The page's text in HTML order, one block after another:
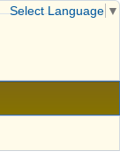
Select Language ▼